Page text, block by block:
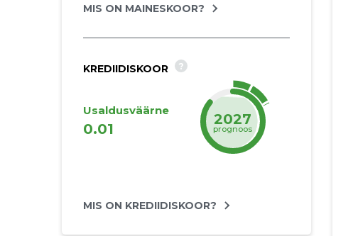
MIS ON MAINESKOOR?
KREDIIDISKOOR ?
Usaldusväärne
0.01
2027
prognoos
MIS ON KREDIIDISKOOR?